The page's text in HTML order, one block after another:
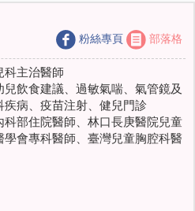
粉絲專頁 部落格
科主治醫師
兒飲食建議、過敏氣喘、氣管鏡及
病、疫苗注射、健兒門診
科部住院醫師、林口長庚醫院兒童
會專科醫師、臺灣兒童胸腔科醫